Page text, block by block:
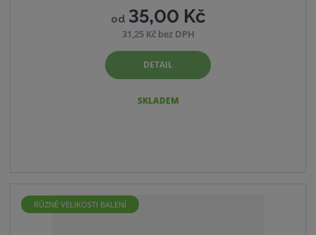
od 35,00 Kč
31,25 Kč bez DPH
DETAIL
SKLADEM
RŮZNÉ VELIKOSTI BALENÍ